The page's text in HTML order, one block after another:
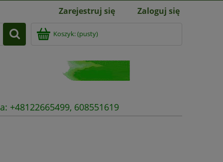
Zarejestruj się Zaloguj się
Koszyk:(pusty)
+48122665499, 608551619